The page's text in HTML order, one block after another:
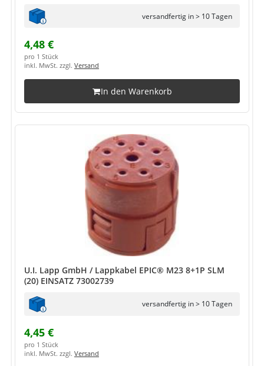
versandfertig in > 10 Tagen
4,48 €
pro 1 Stück
inkl. MwSt. zzgl. Versand
In den Warenkorb
U.I. Lapp GmbH / Lappkabel EPIC® M23 8+1P SLM
(20) EINSATZ 73002739
versandfertig in > 10 Tagen
4,45 €
pro 1 Stück
inkl. MwSt. zzgl. Versand